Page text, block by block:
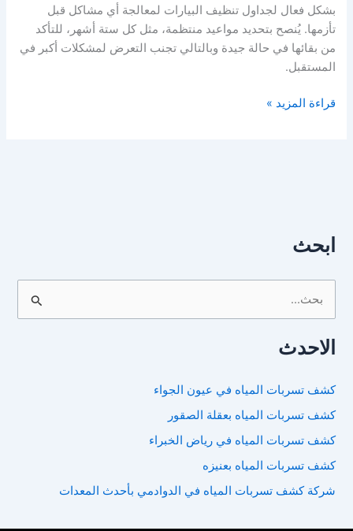
بشكل فعال لجداول تنظيف البيارات لمعالجة أي مشاكل قبل
تأزمها. يُنصح بتحديد مواعيد منتظمة، مثل كل ستة أشهر، للتأكد
من بقائها في حالة جيدة وبالتالي تجنب التعرض لمشكلات أكبر في
المستقبل.
قراءة المزيد »
ابحث
ث
ع
ن
:
الاحدث
كشف تسربات المياه في عيون الجواء
كشف تسربات المياه بعقلة الصقور
كشف تسربات المياه في رياض الخبراء
كشف تسربات المياه بعنيزه
شركة كشف تسربات المياه في الدوادمي بأحدث المعدات